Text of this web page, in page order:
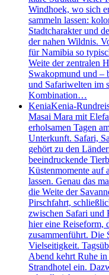
Windhoek, wo sich
sammeln lassen:
Stadtcharakter und
der nahen Wildnis.
für Namibia so
Weite der zentralen
Swakopmund und –
und Safariwelten im
Kombination…
KeniaKenia-
Masai Mara mit
erholsamen Tagen
Unterkunft. Safari,
gehört zu den
beeindruckende
Küstenmomente auf
lassen. Genau das
die Weite der
Pirschfahrt,
zwischen Safari und
hier eine Reiseform,
zusammenführt. Die
Vielseitigkeit.
Abend kehrt Ruhe
Strandhotel ein.